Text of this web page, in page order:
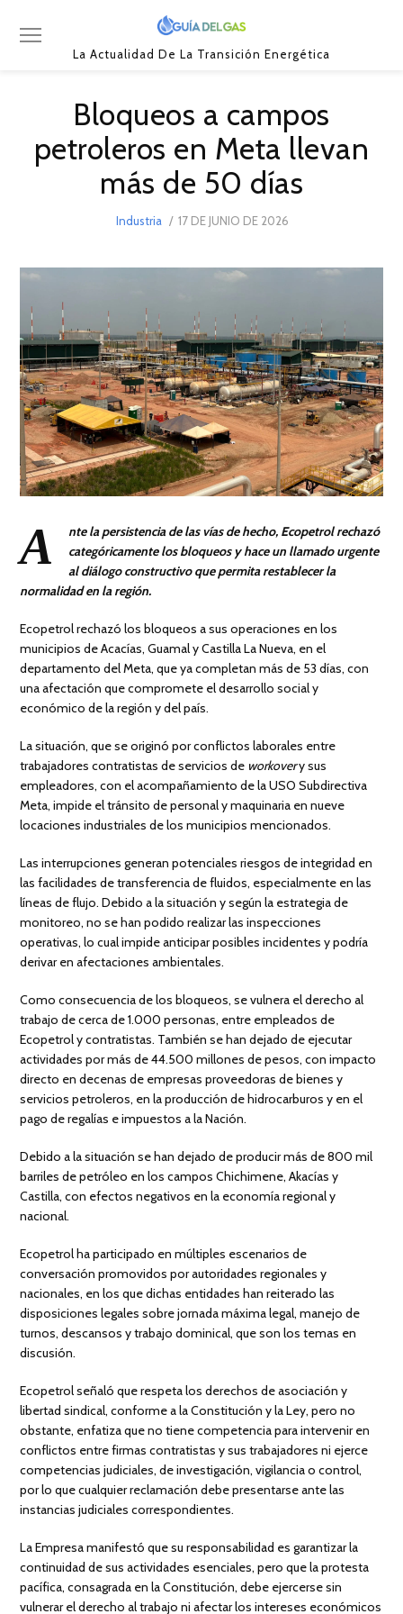
La Actualidad De La Transición Energética
Bloqueos a campos
petroleros en Meta llevan
más de 50 días
Industria
POSTED
17 DE JUNIO DE 2026
A
nte la persistencia de las vías de hecho, Ecopetrol rechazó
categóricamente los bloqueos y hace un llamado urgente
al diálogo constructivo que permita restablecer la
normalidad en la región.
Ecopetrol rechazó los bloqueos a sus operaciones en los
municipios de Acacías, Guamal y Castilla La Nueva, en el
departamento del Meta, que ya completan más de 53 días, con
una afectación que compromete el desarrollo social y
económico de la región y del país.
La situación, que se originó por conflictos laborales entre
trabajadores contratistas de servicios de workovery sus
empleadores, con el acompañamiento de la USO Subdirectiva
Meta, impide el tránsito de personal y maquinaria en nueve
locaciones industriales de los municipios mencionados.
Las interrupciones generan potenciales riesgos de integridad en
las facilidades de transferencia de fluidos, especialmente en las
líneas de flujo. Debido a la situación y según la estrategia de
monitoreo, no se han podido realizar las inspecciones
operativas, lo cual impide anticipar posibles incidentes y podría
derivar en afectaciones ambientales.
Como consecuencia de los bloqueos, se vulnera el derecho al
trabajo de cerca de 1.000 personas, entre empleados de
Ecopetrol y contratistas. También se han dejado de ejecutar
actividades por más de 44.500 millones de pesos, con impacto
directo en decenas de empresas proveedoras de bienes y
servicios petroleros, en la producción de hidrocarburos y en el
pago de regalías e impuestos a la Nación.
Debido a la situación se han dejado de producir más de 800 mil
barriles de petróleo en los campos Chichimene, Akacías y
Castilla, con efectos negativos en la economía regional y
nacional.
Ecopetrol ha participado en múltiples escenarios de
conversación promovidos por autoridades regionales y
nacionales, en los que dichas entidades han reiterado las
disposiciones legales sobre jornada máxima legal, manejo de
turnos, descansos y trabajo dominical, que son los temas en
discusión.
Ecopetrol señaló que respeta los derechos de asociación y
libertad sindical, conforme a la Constitución y la Ley, pero no
obstante, enfatiza que no tiene competencia para intervenir en
conflictos entre firmas contratistas y sus trabajadores ni ejerce
competencias judiciales, de investigación, vigilancia o control,
por lo que cualquier reclamación debe presentarse ante las
instancias judiciales correspondientes.
La Empresa manifestó que su responsabilidad es garantizar la
continuidad de sus actividades esenciales, pero que la protesta
pacífica, consagrada en la Constitución, debe ejercerse sin
vulnerar el derecho al trabajo ni afectar los intereses económicos